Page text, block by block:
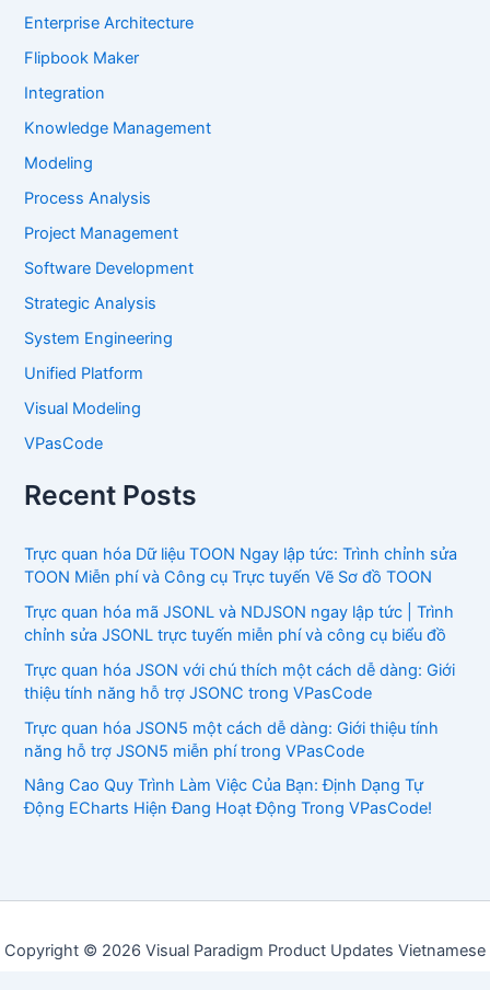
Enterprise Architecture
Flipbook Maker
Integration
Knowledge Management
Modeling
Process Analysis
Project Management
Software Development
Strategic Analysis
System Engineering
Unified Platform
Visual Modeling
VPasCode
Recent Posts
Trực quan hóa Dữ liệu TOON Ngay lập tức: Trình chỉnh sửa
TOON Miễn phí và Công cụ Trực tuyến Vẽ Sơ đồ TOON
Trực quan hóa mã JSONL và NDJSON ngay lập tức | Trình
chỉnh sửa JSONL trực tuyến miễn phí và công cụ biểu đồ
Trực quan hóa JSON với chú thích một cách dễ dàng: Giới
thiệu tính năng hỗ trợ JSONC trong VPasCode
Trực quan hóa JSON5 một cách dễ dàng: Giới thiệu tính
năng hỗ trợ JSON5 miễn phí trong VPasCode
Nâng Cao Quy Trình Làm Việc Của Bạn: Định Dạng Tự
Động ECharts Hiện Đang Hoạt Động Trong VPasCode!
Copyright © 2026 Visual Paradigm Product Updates Vietnamese